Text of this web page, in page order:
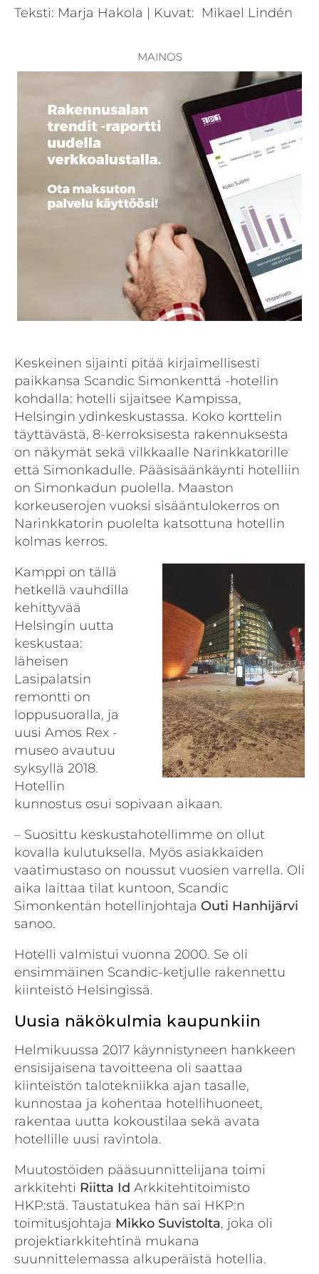
Teksti: Marja Hakola | Kuvat: Mikael Lindén
Keskeinen sijainti pitää kirjaimellisesti
paikkansa Scandic Simonkenttä -hotellin
kohdalla: hotelli sijaitsee Kampissa,
Helsingin ydinkeskustassa. Koko korttelin
täyttävästä, 8-kerroksisesta rakennuksesta
on näkymät sekä vilkkaalle Narinkkatorille
että Simonkadulle. Pääsisäänkäynti hotelliin
on Simonkadun puolella. Maaston
korkeuserojen vuoksi sisääntulokerros on
Narinkkatorin puolelta katsottuna hotellin
kolmas kerros.
Kamppi on tällä
hetkellä vauhdilla
kehittyvää
Helsingin uutta
keskustaa:
läheisen
Lasipalatsin
remontti on
loppusuoralla, ja
uusi Amos Rex -
museo avautuu
syksyllä 2018.
Hotellin
kunnostus osui sopivaan aikaan.
– Suosittu keskustahotellimme on ollut
kovalla kulutuksella. Myös asiakkaiden
vaatimustaso on noussut vuosien varrella. Oli
aika laittaa tilat kuntoon, Scandic
Simonkentän hotellinjohtaja Outi Hanhijärvi
sanoo.
Hotelli valmistui vuonna 2000. Se oli
ensimmäinen Scandic-ketjulle rakennettu
kiinteistö Helsingissä.
Uusia näkökulmia kaupunkiin
Helmikuussa 2017 käynnistyneen hankkeen
ensisijaisena tavoitteena oli saattaa
kiinteistön talotekniikka ajan tasalle,
kunnostaa ja kohentaa hotellihuoneet,
rakentaa uutta kokoustilaa sekä avata
hotellille uusi ravintola.
Muutostöiden pääsuunnittelijana toimi
arkkitehti Riitta Id Arkkitehtitoimisto
HKP:stä. Taustatukea hän sai HKP:n
toimitusjohtaja Mikko Suvistolta, joka oli
projektiarkkitehtinä mukana
suunnittelemassa alkuperäistä hotellia.